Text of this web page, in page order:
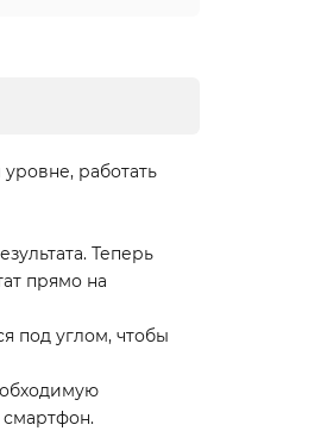
работать
Теперь
прямо на
под углом, чтобы